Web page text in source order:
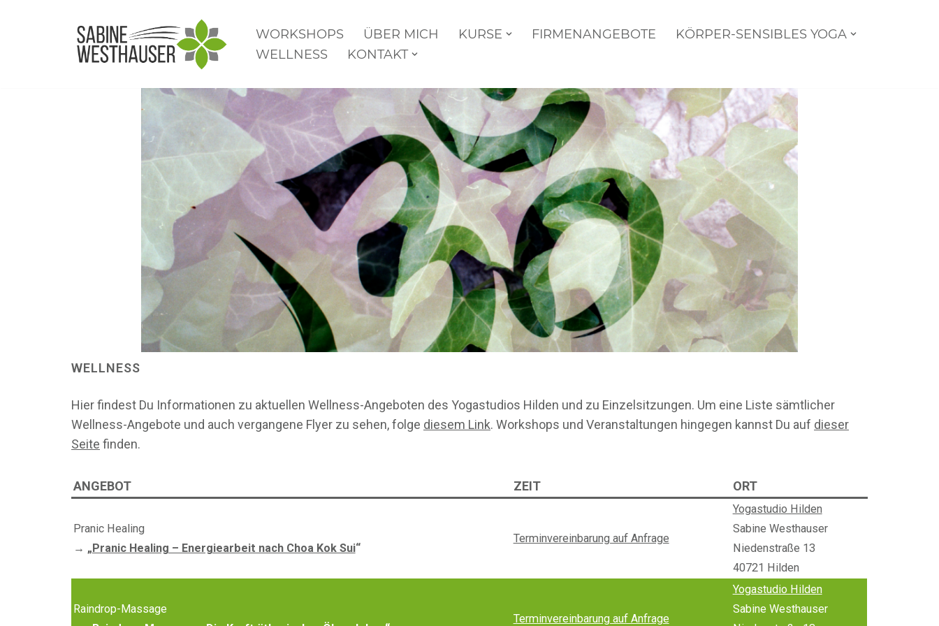
WORKSHOPS ÜBER MICH KURSE FIRMENANGEBOTE
KÖRPER-SENSIBLES YOGA
WELLNESS
KONTAKT
WELLNESS
Hier findest Du Informationen zu aktuellen Wellness-Angeboten des Yogastudios Hilden und zu Einzelsitzungen. Um eine Liste sämtlicher
Wellness-Angebote und auch vergangene Flyer zu sehen, folge diesem Link. Workshops und Veranstaltungen hingegen kannst Du auf dieser
Seite finden.
ANGEBOT ZEIT ORT
Pranic Healing
→ „Pranic Healing – Energiearbeit nach Choa Kok Sui“
Terminvereinbarung auf Anfrage
Yogastudio Hilden
Sabine Westhauser
Niedenstraße 13
40721 Hilden
Raindrop-Massage
Terminvereinbarung auf Anfrage
Yogastudio Hilden
Sabine Westhauser